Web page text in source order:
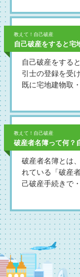
教えて！自己破産
自己破産をすると宅
自己破産をする
引士の登録を受
既に宅地建物取
教えて！自己破産
破産者名簿って何？
破産者名簿とは
れている「破産
己破産手続きで